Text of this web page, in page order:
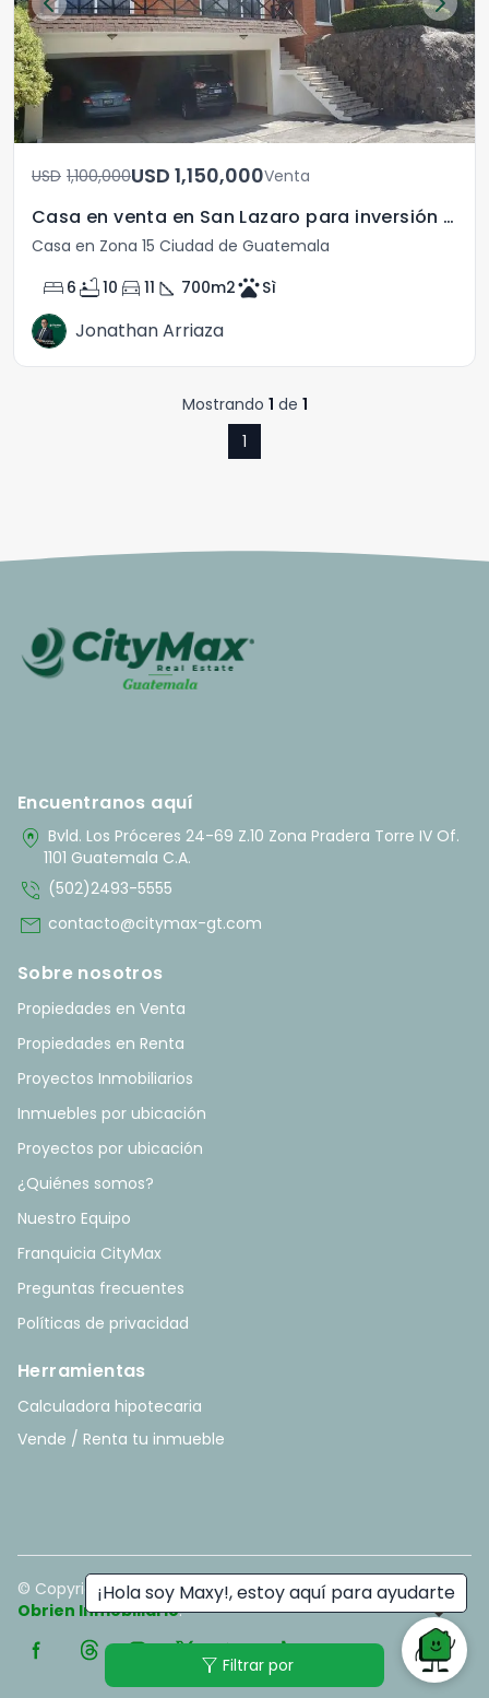
¡Hola soy Maxy!, estoy aquí para ayudarte
filter_alt Filtrar por
USD	1,100,000 USD	1,150,000Venta
Casa en venta en San Lazaro para inversión Rentada
Casa en Zona 15 Ciudad de Guatemala
bed 6 bathtub10 directions_car 11 square_foot 700m2petsSì
Jonathan Arriaza
Mostrando 1 de 1
1
Encuentranos aquí
home_pin Bvld. Los Próceres 24-69 Z.10 Zona Pradera Torre IV Of.
1101 Guatemala C.A.
phone_in_talk (502)2493-5555
mail contacto@citymax-gt.com
Sobre nosotros
Propiedades en Venta
Propiedades en Renta
Proyectos Inmobiliarios
Inmuebles por ubicación
Proyectos por ubicación
¿Quiénes somos?
Nuestro Equipo
Franquicia CityMax
Preguntas frecuentes
Políticas de privacidad
Herramientas
Calculadora hipotecaria
Vende / Renta tu inmueble
© Copyright2026. All rights reserved. - Hecho con ❤️ por
Obrien Inmobiliario.